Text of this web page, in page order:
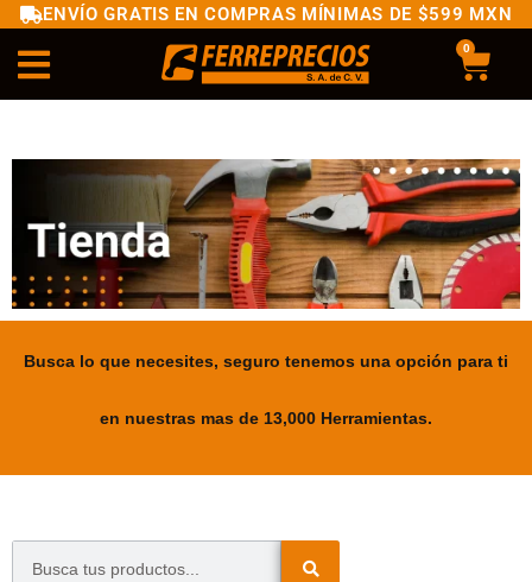
ENVÍO GRATIS EN COMPRAS MÍNIMAS DE $599 MXN
0
Busca lo que necesites, seguro tenemos una opción para ti
en nuestras mas de 13,000 Herramientas.